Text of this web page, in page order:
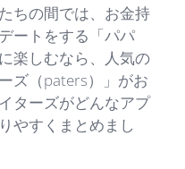
ちの間では、お金持
ートをする「パパ
楽しむなら、人気の
ズ（paters）」がお
ターズがどんなアプ
やすくまとめまし